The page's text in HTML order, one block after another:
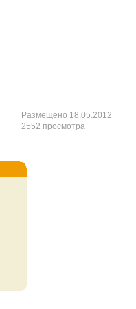
Размещено 18.05.2012
2552 просмотра